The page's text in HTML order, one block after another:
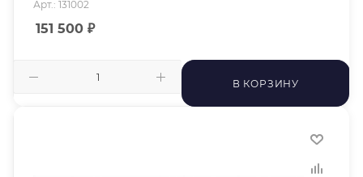
Арт.: 131002
151 500 ₽
В КОРЗИНУ